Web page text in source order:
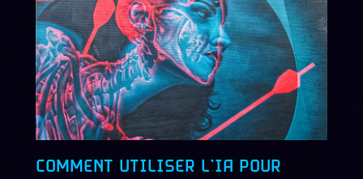
COMMENT UTILISER L’IA POUR